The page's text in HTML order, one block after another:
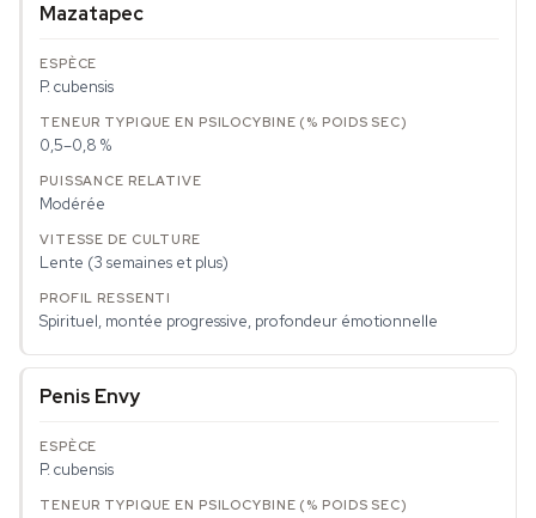
Mazatapec
P. cubensis
0,5–0,8 %
Modérée
Lente (3 semaines et plus)
Spirituel, montée progressive, profondeur émotionnelle
Penis Envy
P. cubensis